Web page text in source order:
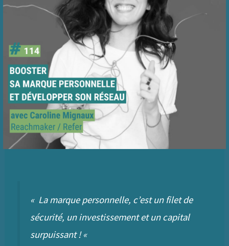
« La marque personnelle, c’est un filet de
sécurité, un investissement et un capital
surpuissant !«